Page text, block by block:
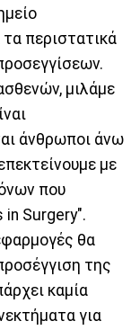
περιστατικά
μιλάμε
άνθρωποι άνω
με
που
in Surgery".
θα
της
καμία
για